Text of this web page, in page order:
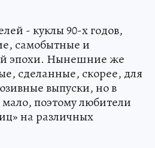
- куклы 90-х годов,
самобытные и
эпохи. Нынешние же
сделанные, скорее, для
выпуски, но в
поэтому любители
на различных